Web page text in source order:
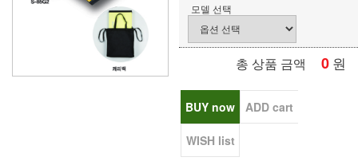
모델 선택
총 상품 금액 0 원
BUY now ADD cart
WISH list